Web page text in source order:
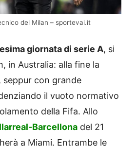
del Milan – sportevai.it
giornata di serie A, si
in Australia: alla fine la
seppur con grande
il vuoto normativo
della Fifa. Allo
Barcellona del 21
a Miami. Entrambe le